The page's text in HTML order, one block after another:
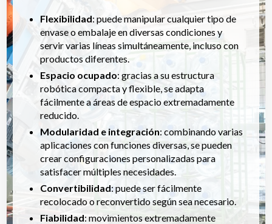
Flexibilidad: puede manipular cualquier tipo de
envase o embalaje en diversas condiciones y
servir varias líneas simultáneamente, incluso con
productos diferentes.
Espacio ocupado: gracias a su estructura
robótica compacta y flexible, se adapta
fácilmente a áreas de espacio extremadamente
reducido.
Modularidad e integración: combinando varias
aplicaciones con funciones diversas, se pueden
crear configuraciones personalizadas para
satisfacer múltiples necesidades.
Convertibilidad: puede ser fácilmente
recolocado o reconvertido según sea necesario.
Fiabilidad: movimientos extremadamente